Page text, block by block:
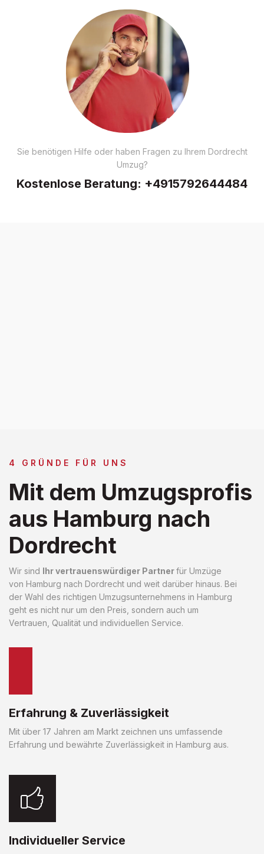
Sie benötigen Hilfe oder haben Fragen zu Ihrem Dordrecht
Umzug?
Kostenlose Beratung: +4915792644484
4 GRÜNDE FÜR UNS
Mit dem Umzugsprofis
aus Hamburg nach
Dordrecht
Wir sind Ihr vertrauenswürdiger Partnerfür Umzüge
von Hamburg nach Dordrecht und weit darüber hinaus. Bei
der Wahl des richtigen Umzugsunternehmens in Hamburg
geht es nicht nur um den Preis, sondern auch um
Vertrauen, Qualität und individuellen Service.
Erfahrung & Zuverlässigkeit
Mit über 17 Jahren am Markt zeichnen uns umfassende
Erfahrung und bewährte Zuverlässigkeit in Hamburg aus.
Individueller Service